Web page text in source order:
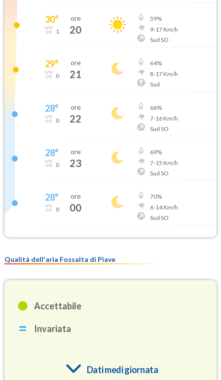
30°
1
ore
20
59%
9-17Km/h
Sud SO
29°
0
ore
21
64%
8-17Km/h
Sud
28°
0
ore
22
66%
7-16Km/h
Sud SO
28°
0
ore
23
69%
7-15 Km/h
Sud SO
28°
0
ore
00
70%
6-14Km/h
Sud SO
Qualità dell'aria Fossalta di Piave
Accettabile
Invariata
Dati medi giornata